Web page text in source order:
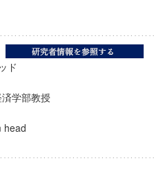
ッド
済学部教授
head